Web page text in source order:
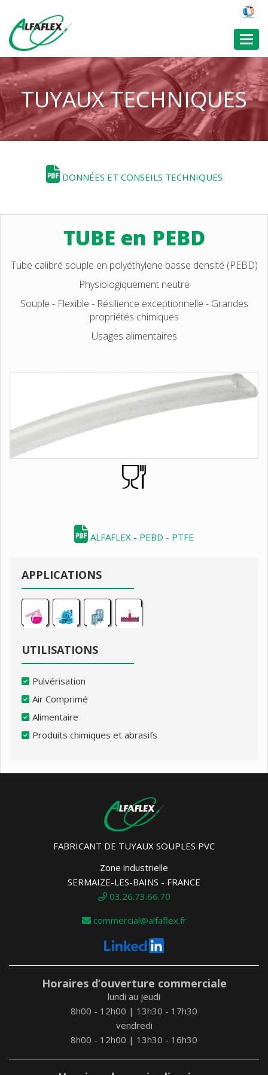
TUYAUX TECHNIQUES
DONNÉES ET CONSEILS TECHNIQUES
TUBE en PEBD
Tube calibré souple en polyéthylene basse densité (PEBD)
Physiologiquement neutre
Souple - Flexible - Résilience exceptionnelle - Grandes
propriétés chimiques
Usages alimentaires
ALFAFLEX - PEBD - PTFE
APPLICATIONS
UTILISATIONS
Pulvérisation
Air Comprimé
Alimentaire
Produits chimiques et abrasifs
FABRICANT DE TUYAUX SOUPLES PVC
Zone industrielle
SERMAIZE-LES-BAINS - FRANCE
03.26.73.66.70
commercial@alfaflex.fr
Horaires d’ouverture commerciale
lundi au jeudi
8h00 - 12h00 | 13h30 - 17h30
vendredi
8h00 - 12h00 | 13h30 - 16h30